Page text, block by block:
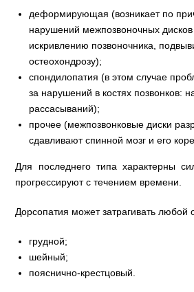
деформирующая (возникает по
нарушений межпозвоночных
искривлению позвоночника,
остеохондрозу);
спондилопатия (в этом случае
за нарушений в костях позвонков:
рассасываний);
прочее (межпозвонковые диски
сдавливают спинной мозг и его
Для последнего типа характерны
прогрессируют с течением времени.
Дорсопатия может затрагивать любой
грудной;
шейный;
пояснично-крестцовый.